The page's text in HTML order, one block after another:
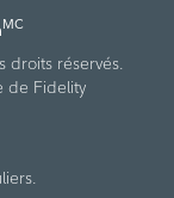
MC
droits réservés.
de Fidelity